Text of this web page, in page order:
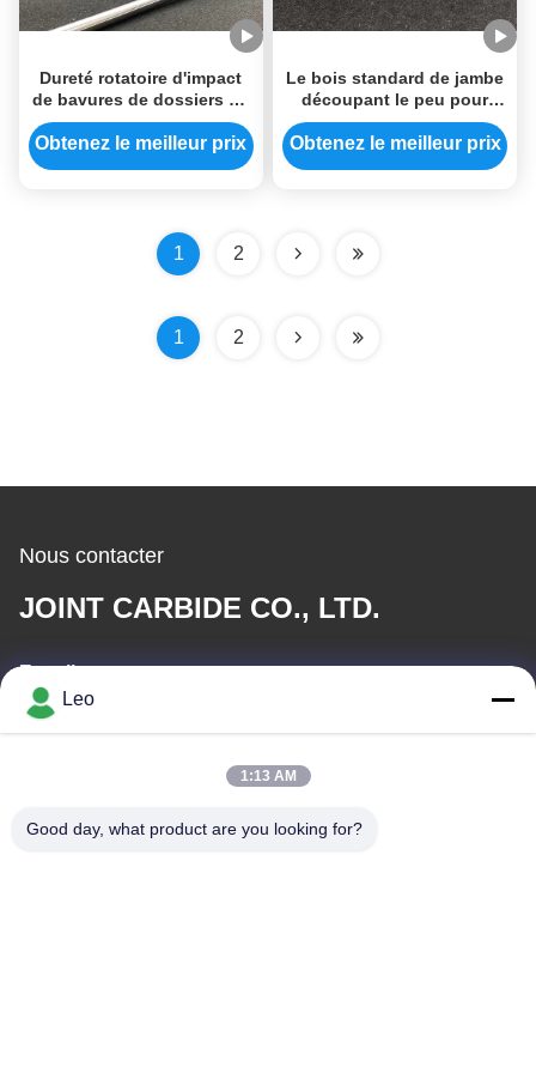
Dureté rotatoire d'impact
de bavures de dossiers de
bavures de carbure de
coupe de double de
Obtenez le meilleur prix
Le bois standard de jambe
découpant le peu pour
meurent peu rotatoire de
carbure de broyeurs
Obtenez le meilleur prix
1 2
1 2
Nous contacter
JOINT CARBIDE CO., LTD.
E-mail
Leo
1:13 AM
Good day, what product are you looking for?